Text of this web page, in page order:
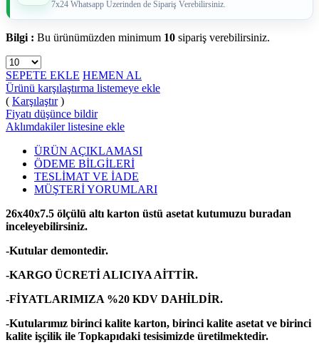
7x24 Whatsapp Üzerinden de Sipariş Verebilirsiniz.
Bilgi : Bu ürünümüzden minimum 10 sipariş verebilirsiniz.
SEPETE EKLE HEMEN AL
Ürünü karşılaştırma listemeye ekle
( Karşılaştır)
Fiyatı düşünce bildir
Aklımdakiler listesine ekle
ÜRÜN AÇIKLAMASI
ÖDEME BİLGİLERİ
TESLİMAT VE İADE
MÜŞTERİ YORUMLARI
26x40x7.5 ölçülü altı karton üstü asetat kutumuzu buradan
inceleyebilirsiniz.
-Kutular demontedir.
-KARGO ÜCRETİ ALICIYA AİTTİR.
-FİYATLARIMIZA %20 KDV DAHİLDİR.
-Kutularımız birinci kalite karton, birinci kalite asetat ve birinci
kalite işçilik ile Topkapıdaki tesisimizde üretilmektedir.